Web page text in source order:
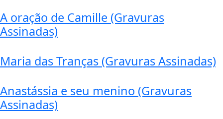
A oração de Camille (Gravuras
Assinadas)
Maria das Tranças (Gravuras Assinadas)
Anastássia e seu menino (Gravuras
Assinadas)